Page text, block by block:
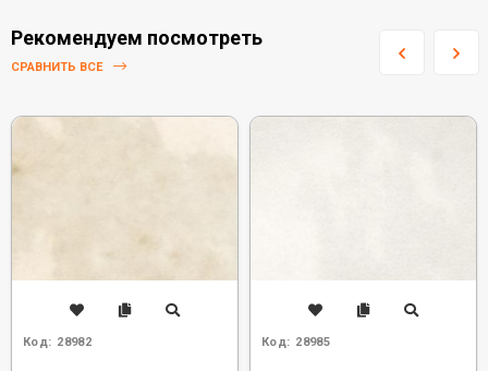
Рекомендуем посмотреть
СРАВНИТЬ ВСЕ
Код: 28982 Код: 28985